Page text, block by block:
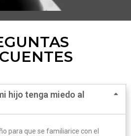
hijo tenga miedo al
para que se familiarice con el